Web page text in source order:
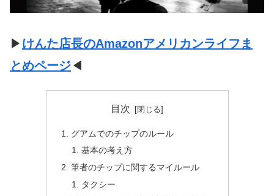
▶ けんた店長のAmazonアメリカンライフま
とめページ◀
目次
グアムでのチップのルール
基本の考え方
筆者のチップに関するマイルール
タクシー